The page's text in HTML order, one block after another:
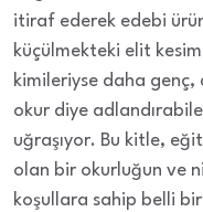
itiraf ederek edebi
küçülmekteki elit
kimileriyse daha
okur diye
uğraşıyor. Bu kitle,
olan bir okurluğun ve
koşullara sahip belli bir